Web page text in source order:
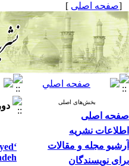
[صفحه اصلی ]
بخش‌های اصلی
صفحه اصلی
اطلاعات نشریه
آرشیو مجله و مقالات
برای نویسندگان
دوره ۸،